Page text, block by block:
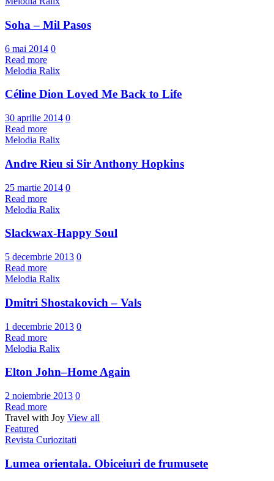
Soha – Mil Pasos
6 mai 2014 0
Read more
Melodia Ralix
Céline Dion Loved Me Back to Life
30 aprilie 2014 0
Read more
Melodia Ralix
Andre Rieu si Sir Anthony Hopkins
25 martie 2014 0
Read more
Melodia Ralix
Slackwax-Happy Soul
5 decembrie 2013 0
Read more
Melodia Ralix
Dmitri Shostakovich – Vals
1 decembrie 2013 0
Read more
Melodia Ralix
Elton John–Home Again
2 noiembrie 2013 0
Read more
Travel with Joy View all
Featured
Revista Curiozitati
Lumea orientala. Obiceiuri de frumusete